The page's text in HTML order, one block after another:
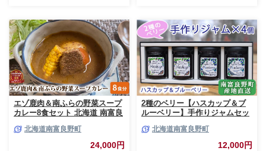
エゾ鹿肉＆南ふらの野菜スープ
カレー8食セット 北海道 南富良
スープカレー セット 詰合せ 加
北海道南富良野町
24,000円
2種のベリー【ハスカップ＆ブ
ルーベリー】手作りジャムセッ
ャム ベリー ハスカップ ブルー
北海道南富良野町
12,000円